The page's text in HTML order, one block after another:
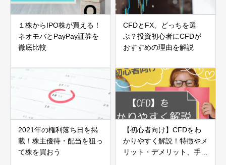
１株からIPO株が買える！
ネオモバとPayPay証券を
徹底比較
CFDとFX、どっちを選
ぶ？投資初心者にCFDが
おすすめの理由を解説
2021年の権利落ち日を掲
載！株主優待・配当を狙っ
て株を買おう
【初心者向け】CFDをわ
かりやすく解説！特徴やメ
リット・デメリット、手数